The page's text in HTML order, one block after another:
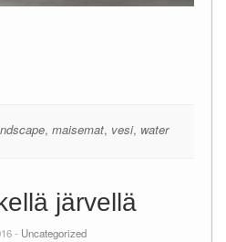
, maisemat, vesi, water
järvellä
- Uncategorized